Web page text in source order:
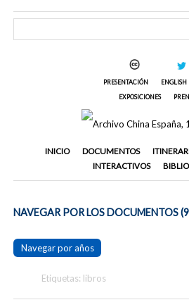
PRESENTACIÓN ENGLISH
EXPOSICIONES
INICIO DOCUMENTOS
INTERACTIVOS
NAVEGAR POR LOS DOCUMENTOS
Navegar por años
Etiquetas: libros